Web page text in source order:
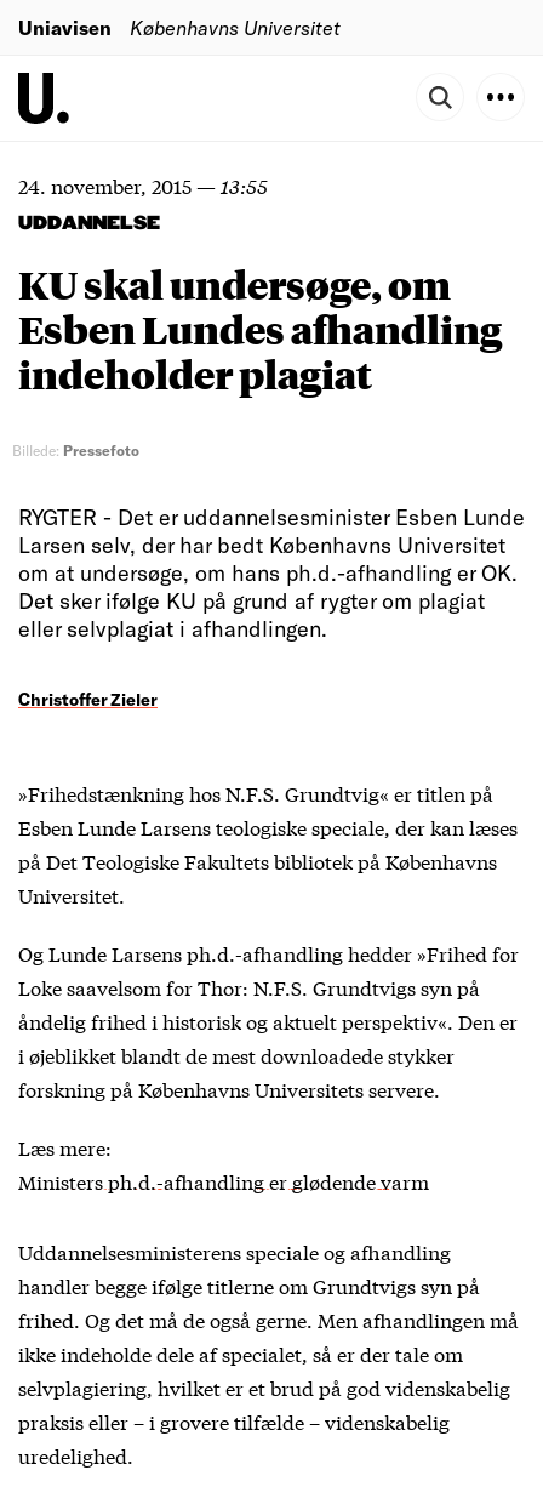
Uniavisen Københavns Universitet
24. november, 2015— 13:55
UDDANNELSE
KU skal undersøge, om
Esben Lundes afhandling
indeholder plagiat
Billede: Pressefoto
RYGTER - Det er uddannelsesminister Esben Lunde
Larsen selv, der har bedt Københavns Universitet
om at undersøge, om hans ph.d.-afhandling er OK.
Det sker ifølge KU på grund af rygter om plagiat
eller selvplagiat i afhandlingen.
Christoffer Zieler
»Frihedstænkning hos N.F.S. Grundtvig« er titlen på
Esben Lunde Larsens teologiske speciale, der kan læses
på Det Teologiske Fakultets bibliotek på Københavns
Universitet.
Og Lunde Larsens ph.d.-afhandling hedder »Frihed for
Loke saavelsom for Thor: N.F.S. Grundtvigs syn på
åndelig frihed i historisk og aktuelt perspektiv«. Den er
i øjeblikket blandt de mest downloadede stykker
forskning på Københavns Universitets servere.
Læs mere:
Ministers ph.d.-afhandling er glødende varm
Uddannelsesministerens speciale og afhandling
handler begge ifølge titlerne om Grundtvigs syn på
frihed. Og det må de også gerne. Men afhandlingen må
ikke indeholde dele af specialet, så er der tale om
selvplagiering, hvilket er et brud på god videnskabelig
praksis eller – i grovere tilfælde – videnskabelig
uredelighed.